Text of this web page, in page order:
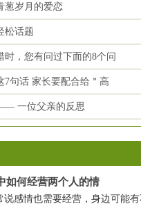
葱岁月的爱恋
松话题
时，您有问过下面的8个问
7句话 家长要配合给＂高
一位父亲的反思
如何经营两个人的情
说感情也需要经营，身边可能